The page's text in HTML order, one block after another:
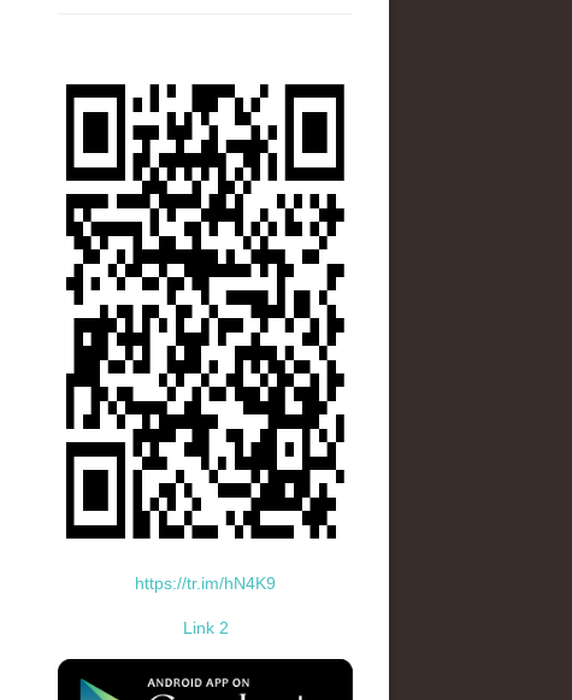
https://tr.im/hN4K9
Link 2
standard-icon-googleplay-app-store.png